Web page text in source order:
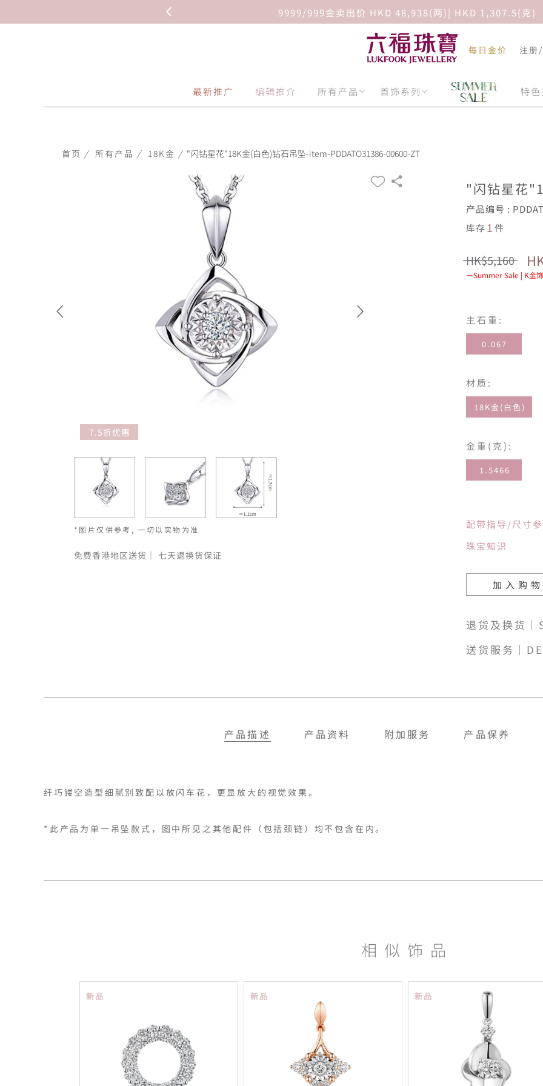
9999/999金卖出价 HKD 48,938(两)| HKD 1,307.5(克)
每日金价 注册
最新推广 编辑推介 所有产品 首饰系列 特色
首页 / 所有产品 / 18K金 / "闪钻星花"18K金(白色)钻石吊坠-item-PDDATO31386-00600-ZT
7.5折优惠
*图片仅供参考, 一切以实物为准
免费香港地区送货｜ 七天退换货保证
"闪钻星花
产品编号 :
库存1件
HK$5,160
Summer Sale | K金
主石重:
0.067
材质:
18K金(白色)
金重(克):
1.5466
配带指导/尺寸
珠宝知识
加入购物
退货及换货
送货服务｜
产品描述 产品资料 附加服务 产品保养
纤巧镂空造型细腻别致配以放闪车花，更显放大的视觉效果。
*此产品为单一吊坠款式，图中所见之其他配件（包括颈链）均不包含在内。
相似饰品
新品 新品 新品